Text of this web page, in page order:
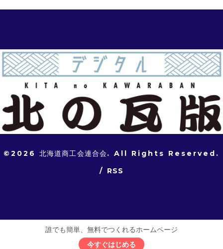
©2026 北海道商工会連合会. All Rights Reserved.
/ RSS
誰でも簡単、無料でつくれるホームページ
今すぐはじめる